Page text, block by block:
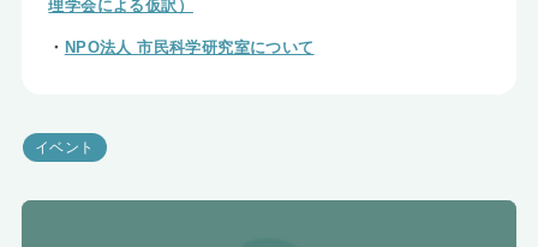
理学会による仮訳）
・ NPO法人 市民科学研究室について
イベント